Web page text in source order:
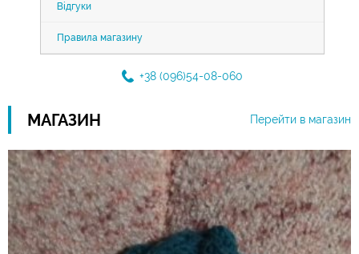
Відгуки
Правила магазину
+38 (096)54-08-060
МАГАЗИН Перейти в магазин